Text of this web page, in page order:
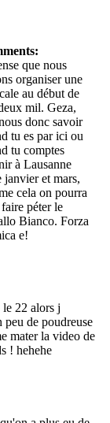
que nous
organiser une
au début de
mil. Geza,
donc savoir
tu es par ici ou
tu comptes
à Lausanne
janvier et mars,
cela on pourra
péter le
Bianco. Forza
e!
22 alors j
peu de poudreuse
mater la video de
! hehehe